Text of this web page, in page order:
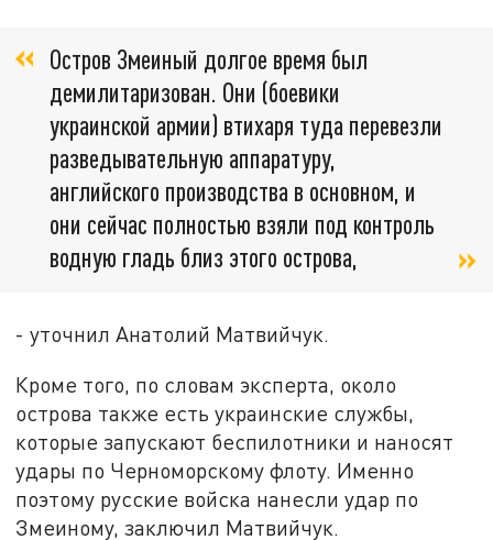
Остров Змеиный долгое время был
демилитаризован. Они (боевики
украинской армии) втихаря туда перевезли
разведывательную аппаратуру,
английского производства в основном, и
они сейчас полностью взяли под контроль
водную гладь близ этого острова,
- уточнил Анатолий Матвийчук.
Кроме того, по словам эксперта, около
острова также есть украинские службы,
которые запускают беспилотники и наносят
удары по Черноморскому флоту. Именно
поэтому русские войска нанесли удар по
Змеиному, заключил Матвийчук.